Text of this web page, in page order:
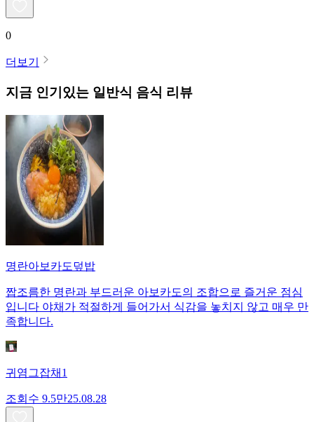
0
더보기
지금 인기있는 일반식 음식 리뷰
명란아보카도덮밥
짭조름한 명란과 부드러운 아보카도의 조합으로 즐거운 점심
입니다 야채가 적절하게 들어가서 식감을 놓치지 않고 매우 만
족합니다.
귀염그잡채1
조회수 9.5만25.08.28